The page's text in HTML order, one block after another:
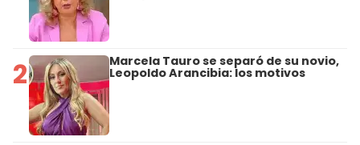
2 Marcela Tauro se separó de su novio,
Leopoldo Arancibia: los motivos